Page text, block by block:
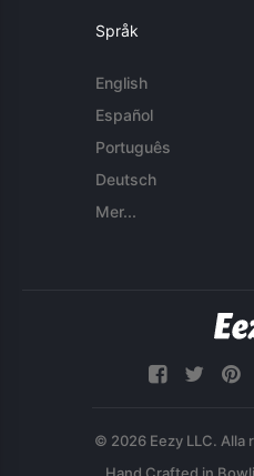
Språk
English
Español
Português
Deutsch
Mer...
© 2026 Eezy LLC.